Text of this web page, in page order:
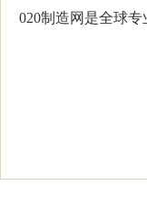
020制造网是全球